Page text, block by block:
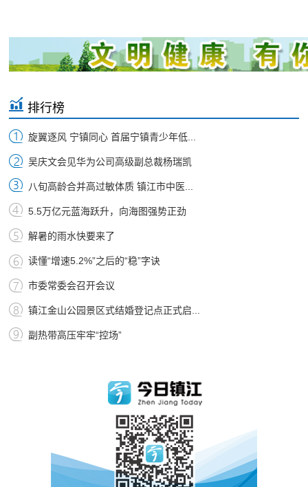
排行榜
旋翼逐风 宁镇同心 首届宁镇青少年低...
吴庆文会见华为公司高级副总裁杨瑞凯
八旬高龄合并高过敏体质 镇江市中医...
5.5万亿元蓝海跃升，向海图强势正劲
解暑的雨水快要来了
读懂“增速5.2%”之后的“稳”字诀
市委常委会召开会议
镇江金山公园景区式结婚登记点正式启...
副热带高压牢牢“控场”